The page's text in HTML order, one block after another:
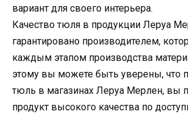
вариант для своего интерьера.
Качество тюля в продукции Леруа
гарантировано производителем,
каждым этапом производства
этому вы можете быть уверены, что
тюль в магазинах Леруа Мерлен, вы
продукт высокого качества по